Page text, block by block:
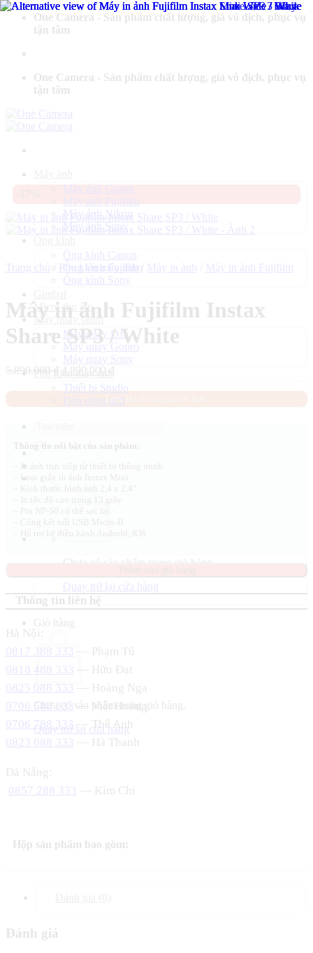
dung
One Camera - Sản phẩm chất lượng, giá vô địch, phục vụ
tận tâm
One Camera - Sản phẩm chất lượng, giá vô địch, phục vụ
tận tâm
Máy ảnh Canon
Máy ảnh Nikon
Máy ảnh Sony
Ống kính Canon
Ống kính Fujifilm
Ống kính Sony
Micro thu âm
Máy quay phim
Máy quay DJI
Máy quay Gopro
Máy quay Sony
Phụ kiện máy ảnh
Thiết bị Studio
Chưa có sản phẩm trong giỏ hàng.
Quay trở lại cửa hàng
Giỏ hàng
Chưa có sản phẩm trong giỏ hàng.
Quay trở lại cửa hàng
Trang chủ / Phụ kiện máy ảnh / Máy in ảnh Máy in ảnh Fujifilm
Máy in ảnh Fujifilm Instax
Share SP3 / White
5.890.000₫ Giá
gốc
là:
5.890.000 ₫.
4.890.000 ₫
tại
là:
Thông tin liên hệ
Hà Nội:
0817 388 333
— Phạm Tú
0818 488 333
— Hữu Đạt
0825 088 333
— Hoàng Nga
0706 588 333— Việt Hoàng
0706 788 333
— Thế Anh
0823 088 333
— Hà Thanh
Đà Nẵng:
0857 288 333
— Kim Chi
Hộp sản phẩm bao gồm:
Đánh giá